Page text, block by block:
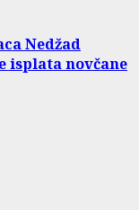
Nedžad
isplata novčane